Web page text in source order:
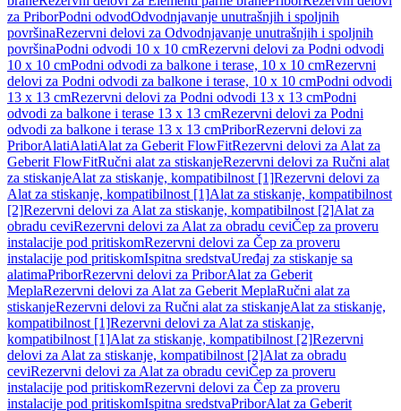
za PriborPodni odvodOdvodnjavanje unutrašnjih i spoljnih
površinaRezervni delovi za Odvodnjavanje unutrašnjih i spoljnih
površinaPodni odvodi 10 x 10 cmRezervni delovi za Podni odvodi
10 x 10 cmPodni odvodi za balkone i terase, 10 x 10 cmRezervni
delovi za Podni odvodi za balkone i terase, 10 x 10 cmPodni odvodi
13 x 13 cmRezervni delovi za Podni odvodi 13 x 13 cmPodni
odvodi za balkone i terase 13 x 13 cmRezervni delovi za Podni
odvodi za balkone i terase 13 x 13 cmPriborRezervni delovi za
PriborAlatiAlatiAlat za Geberit FlowFitRezervni delovi za Alat za
Geberit FlowFitRučni alat za stiskanjeRezervni delovi za Ručni alat
za stiskanjeAlat za stiskanje, kompatibilnost [1]Rezervni delovi za
Alat za stiskanje, kompatibilnost [1]Alat za stiskanje, kompatibilnost
[2]Rezervni delovi za Alat za stiskanje, kompatibilnost [2]Alat za
obradu ceviRezervni delovi za Alat za obradu ceviČep za proveru
instalacije pod pritiskomRezervni delovi za Čep za proveru
instalacije pod pritiskomIspitna sredstvaUređaj za stiskanje sa
alatimaPriborRezervni delovi za PriborAlat za Geberit
MeplaRezervni delovi za Alat za Geberit MeplaRučni alat za
stiskanjeRezervni delovi za Ručni alat za stiskanjeAlat za stiskanje,
kompatibilnost [1]Rezervni delovi za Alat za stiskanje,
kompatibilnost [1]Alat za stiskanje, kompatibilnost [2]Rezervni
delovi za Alat za stiskanje, kompatibilnost [2]Alat za obradu
ceviRezervni delovi za Alat za obradu ceviČep za proveru
instalacije pod pritiskomRezervni delovi za Čep za proveru
instalacije pod pritiskomIspitna sredstvaPriborAlat za Geberit